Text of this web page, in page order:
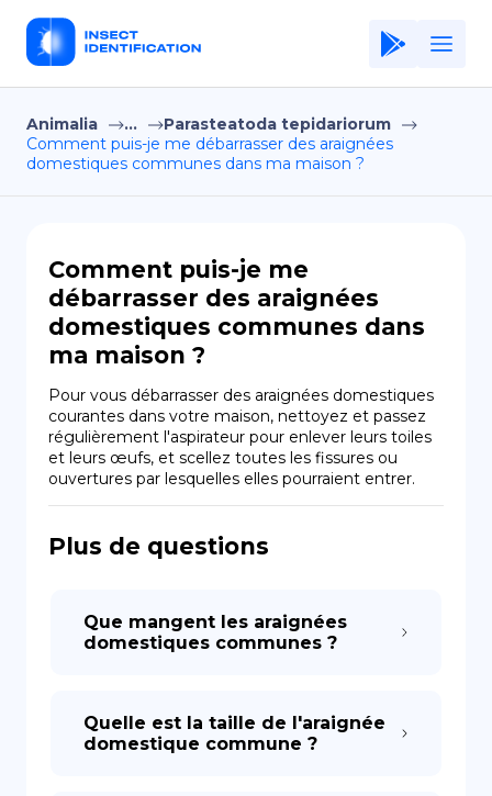
Home
Application
Privacy Policy
FR
EN
ES
DE
Copiright © Niro ID
Animalia ...
Parasteatoda tepidariorum
Comment puis-je me débarrasser des araignées
domestiques communes dans ma maison ?
Comment puis-je me
débarrasser des araignées
domestiques communes dans
ma maison ?
Pour vous débarrasser des araignées domestiques
courantes dans votre maison, nettoyez et passez
régulièrement l'aspirateur pour enlever leurs toiles
et leurs œufs, et scellez toutes les fissures ou
ouvertures par lesquelles elles pourraient entrer.
Plus de questions
Que mangent les araignées
domestiques communes ?
Quelle est la taille de l'araignée
domestique commune ?